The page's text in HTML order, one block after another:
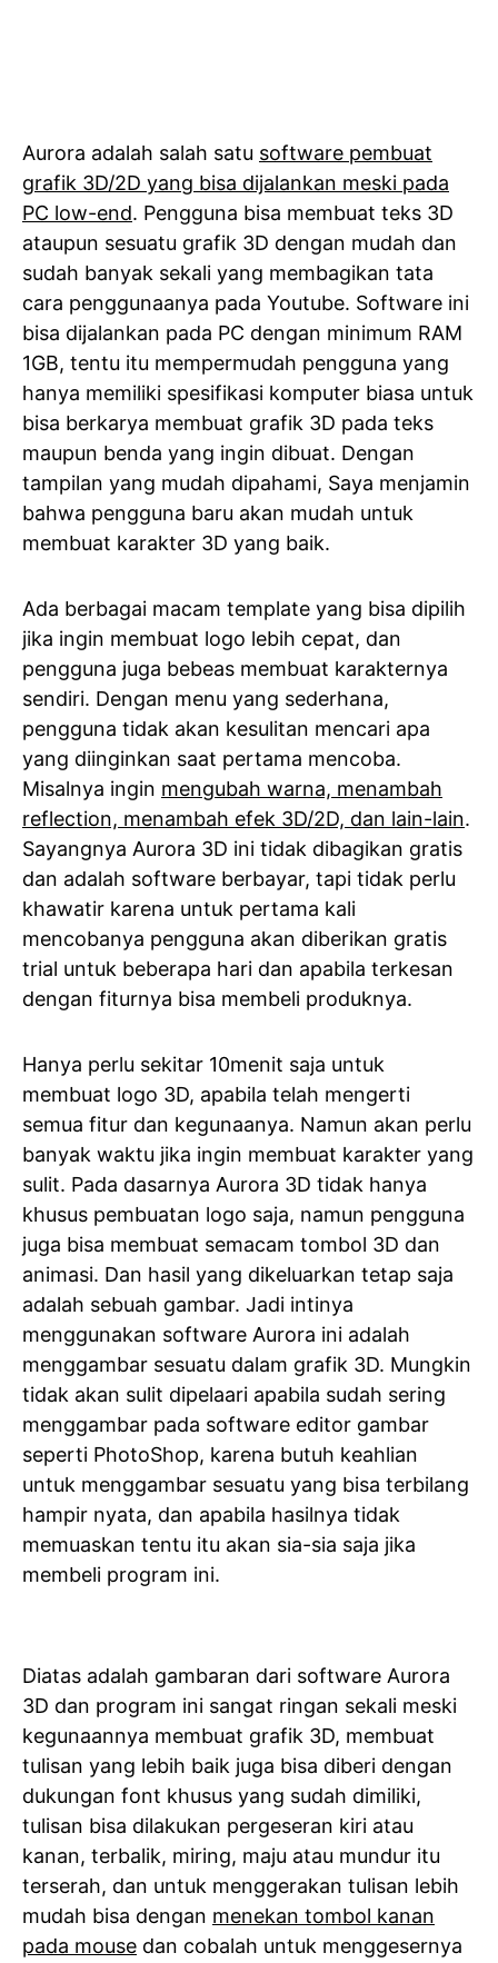
Aurora adalah salah satu software pembuat
grafik 3D/2D yang bisa dijalankan meski pada
PC low-end. Pengguna bisa membuat teks 3D
ataupun sesuatu grafik 3D dengan mudah dan
sudah banyak sekali yang membagikan tata
cara penggunaanya pada Youtube. Software ini
bisa dijalankan pada PC dengan minimum RAM
1GB, tentu itu mempermudah pengguna yang
hanya memiliki spesifikasi komputer biasa untuk
bisa berkarya membuat grafik 3D pada teks
maupun benda yang ingin dibuat. Dengan
tampilan yang mudah dipahami, Saya menjamin
bahwa pengguna baru akan mudah untuk
membuat karakter 3D yang baik.
Ada berbagai macam template yang bisa dipilih
jika ingin membuat logo lebih cepat, dan
pengguna juga bebeas membuat karakternya
sendiri. Dengan menu yang sederhana,
pengguna tidak akan kesulitan mencari apa
yang diinginkan saat pertama mencoba.
Misalnya ingin mengubah warna, menambah
reflection, menambah efek 3D/2D, dan lain-lain.
Sayangnya Aurora 3D ini tidak dibagikan gratis
dan adalah software berbayar, tapi tidak perlu
khawatir karena untuk pertama kali
mencobanya pengguna akan diberikan gratis
trial untuk beberapa hari dan apabila terkesan
dengan fiturnya bisa membeli produknya.
Hanya perlu sekitar 10menit saja untuk
membuat logo 3D, apabila telah mengerti
semua fitur dan kegunaanya. Namun akan perlu
banyak waktu jika ingin membuat karakter yang
sulit. Pada dasarnya Aurora 3D tidak hanya
khusus pembuatan logo saja, namun pengguna
juga bisa membuat semacam tombol 3D dan
animasi. Dan hasil yang dikeluarkan tetap saja
adalah sebuah gambar. Jadi intinya
menggunakan software Aurora ini adalah
menggambar sesuatu dalam grafik 3D. Mungkin
tidak akan sulit dipelaari apabila sudah sering
menggambar pada software editor gambar
seperti PhotoShop, karena butuh keahlian
untuk menggambar sesuatu yang bisa terbilang
hampir nyata, dan apabila hasilnya tidak
memuaskan tentu itu akan sia-sia saja jika
membeli program ini.
Diatas adalah gambaran dari software Aurora
3D dan program ini sangat ringan sekali meski
kegunaannya membuat grafik 3D, membuat
tulisan yang lebih baik juga bisa diberi dengan
dukungan font khusus yang sudah dimiliki,
tulisan bisa dilakukan pergeseran kiri atau
kanan, terbalik, miring, maju atau mundur itu
terserah, dan untuk menggerakan tulisan lebih
mudah bisa dengan menekan tombol kanan
pada mouse dan cobalah untuk menggesernya